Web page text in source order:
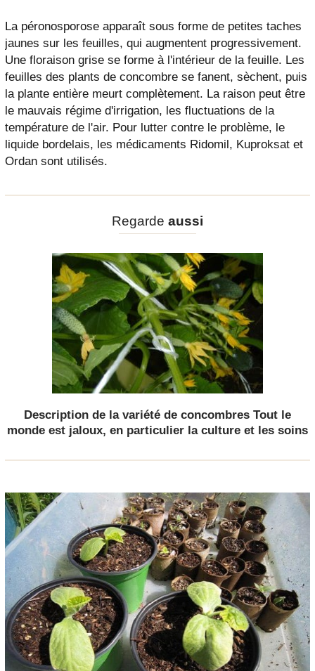
La péronosporose apparaît sous forme de petites taches
jaunes sur les feuilles, qui augmentent progressivement.
Une floraison grise se forme à l'intérieur de la feuille. Les
feuilles des plants de concombre se fanent, sèchent, puis
la plante entière meurt complètement. La raison peut être
le mauvais régime d'irrigation, les fluctuations de la
température de l'air. Pour lutter contre le problème, le
liquide bordelais, les médicaments Ridomil, Kuproksat et
Ordan sont utilisés.
Regarde aussi
Description de la variété de concombres Tout le
monde est jaloux, en particulier la culture et les soins